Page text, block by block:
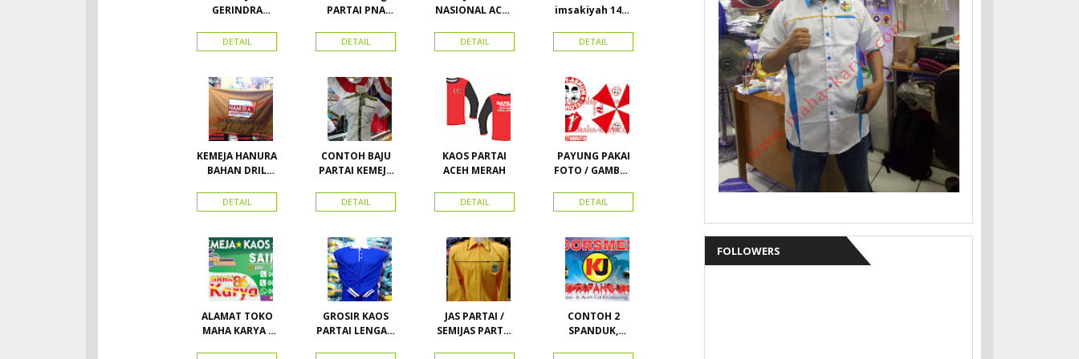
FOLLOWERS
GERINDRA
BORDIR DAN
TOPI BAHAN
DETAIL
PARTAI PNA
nasional aceh)
Vector
DETAIL
NASIONAL ACEH
PKPI, dan
Kemeja
DETAIL
imsakiyah 1434
cetak
imsakiyah di
Karya Online
Advertising
Pasar Senen
DETAIL
KEMEJA HANURA
BAHAN DRIL
HANURA
DETAIL
CONTOH BAJU
PARTAI KEMEJA
SEMUA ATRIBUT
PARTAI
DETAIL
KAOS PARTAI
ACEH MERAH
DETAIL
PAYUNG PAKAI
FOTO / GAMBAR
KAMPANYE,
PARTAI DAN
DETAIL
ALAMAT TOKO
MAHA KARYA /
GROSIR KAOS
PARTAI LENGAN
JAS PARTAI /
SEMIJAS PARTAI
CONTOH 2
SPANDUK,